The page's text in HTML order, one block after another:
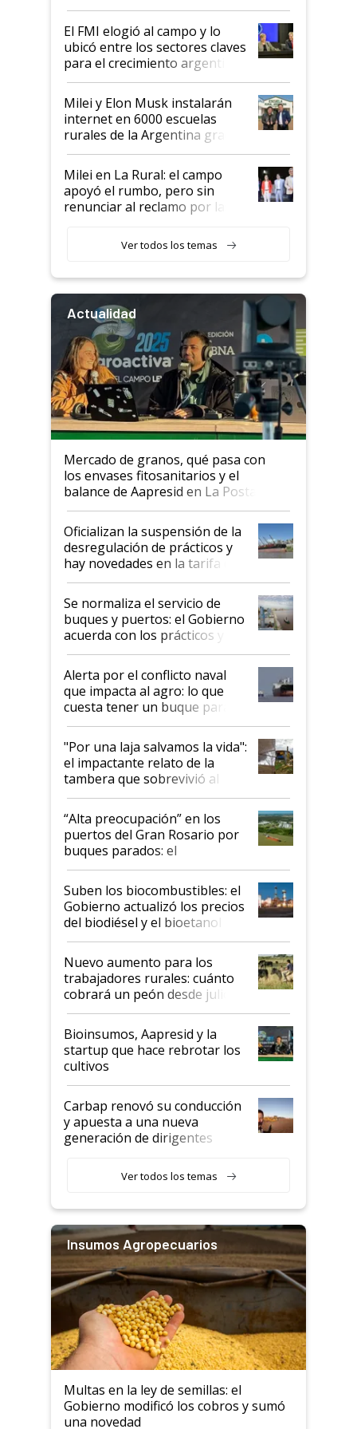
de Milei
El FMI elogió al campo y lo
ubicó entre los sectores claves
para el crecimiento argentino
Milei y Elon Musk instalarán
internet en 6000 escuelas
rurales de la Argentina gracias
a un acuerdo con Starlink
Milei en La Rural: el campo
apoyó el rumbo, pero sin
renunciar al reclamo por las
Ver todos los temas
Actualidad
Mercado de granos, qué pasa con
los envases fitosanitarios y el
balance de Aapresid en La Posta
Oficializan la suspensión de la
desregulación de prácticos y
hay novedades en la tarifa de
la hidrovía
Se normaliza el servicio de
buques y puertos: el Gobierno
acuerda con los prácticos y
suspende el decreto de
desregulación
Alerta por el conflicto naval
que impacta al agro: lo que
cuesta tener un buque parado
y el peligro de que Argentina
pase a ser "país sucio"
"Por una laja salvamos la vida":
el impactante relato de la
tambera que sobrevivió al
tornado
“Alta preocupación” en los
puertos del Gran Rosario por
buques parados: el
funcionamiento de las
exportadoras en tensión tras
la medida de fuerza de los
prácticos
Suben los biocombustibles: el
Gobierno actualizó los precios
del biodiésel y el bioetanol
Nuevo aumento para los
trabajadores rurales: cuánto
cobrará un peón desde julio
Bioinsumos, Aapresid y la
startup que hace rebrotar los
cultivos
Carbap renovó su conducción
y apuesta a una nueva
generación de dirigentes
Ver todos los temas
Insumos Agropecuarios
Multas en la ley de semillas: el
Gobierno modificó los cobros y sumó
una novedad